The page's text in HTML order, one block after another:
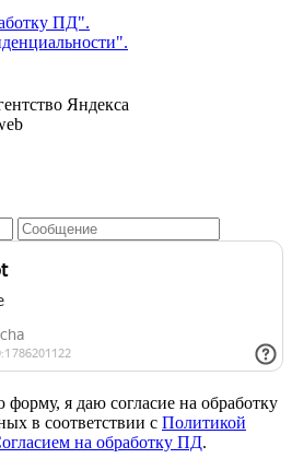
ПД".
я даю согласие на обработку
в соответствии с Политикой
на обработку ПД.